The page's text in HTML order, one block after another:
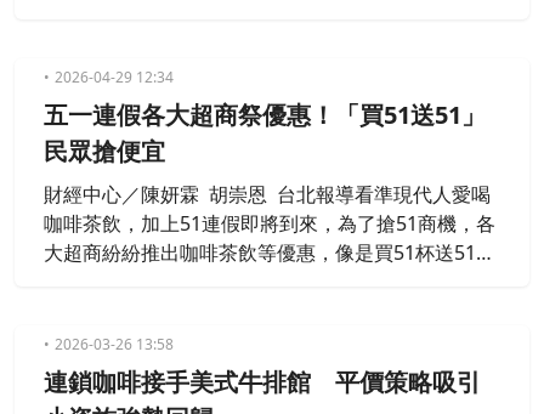
2026-04-29 12:34
五一連假各大超商祭優惠！「買51送51」
民眾搶便宜
財經中心／陳妍霖 胡崇恩 台北報導看準現代人愛喝
咖啡茶飲，加上51連假即將到來，為了搶51商機，各
大超商紛紛推出咖啡茶飲等優惠，像是買51杯送51
2026-03-26 13:58
連鎖咖啡接手美式牛排館 平價策略吸引